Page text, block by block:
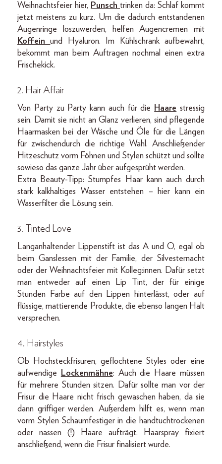
Weihnachtsfeier hier, Punsch trinken da: Schlaf kommt
jetzt meistens zu kurz. Um die dadurch entstandenen
Augenringe loszuwerden, helfen Augencremen mit
Koffeinund Hyaluron. Im Kühlschrank aufbewahrt,
bekommt man beim Auftragen nochmal einen extra
Frischekick.
2. Hair Affair
Von Party zu Party kann auch für die Haare stressig
sein. Damit sie nicht an Glanz verlieren, sind pflegende
Haarmasken bei der Wäsche und Öle für die Längen
für zwischendurch die richtige Wahl. Anschließender
Hitzeschutz vorm Föhnen und Stylen schützt und sollte
sowieso das ganze Jahr über aufgesprüht werden.
Extra Beauty-Tipp: Stumpfes Haar kann auch durch
stark kalkhaltiges Wasser entstehen – hier kann ein
Wasserfilter die Lösung sein.
3. Tinted Love
Langanhaltender Lippenstift ist das A und O, egal ob
beim Ganslessen mit der Familie, der Silvesternacht
oder der Weihnachtsfeier mit Kolleg:innen. Dafür setzt
man entweder auf einen Lip Tint, der für einige
Stunden Farbe auf den Lippen hinterlässt, oder auf
flüssige, mattierende Produkte, die ebenso langen Halt
versprechen.
4. Hairstyles
Ob Hochsteckfrisuren, geflochtene Styles oder eine
aufwendige
Lockenmähne: Auch die Haare müssen
für mehrere Stunden sitzen. Dafür sollte man vor der
Frisur die Haare nicht frisch gewaschen haben, da sie
dann griffiger werden. Außerdem hilft es, wenn man
vorm Stylen Schaumfestiger in die handtuchtrockenen
oder nassen (!) Haare aufträgt. Haarspray fixiert
anschließend, wenn die Frisur finalisiert wurde.